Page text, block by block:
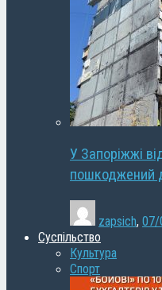
У Запоріжжі
пошкоджений
zapsich, 07/
Суспільство
Культура
Спорт